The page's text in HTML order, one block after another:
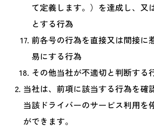
て定義します。）を達成し、又
とする行為
前各号の行為を直接又は間接に
易にする行為
その他当社が不適切と判断する
当社は、前項に該当する行為を確
当該ドライバーのサービス利用を
ができます。